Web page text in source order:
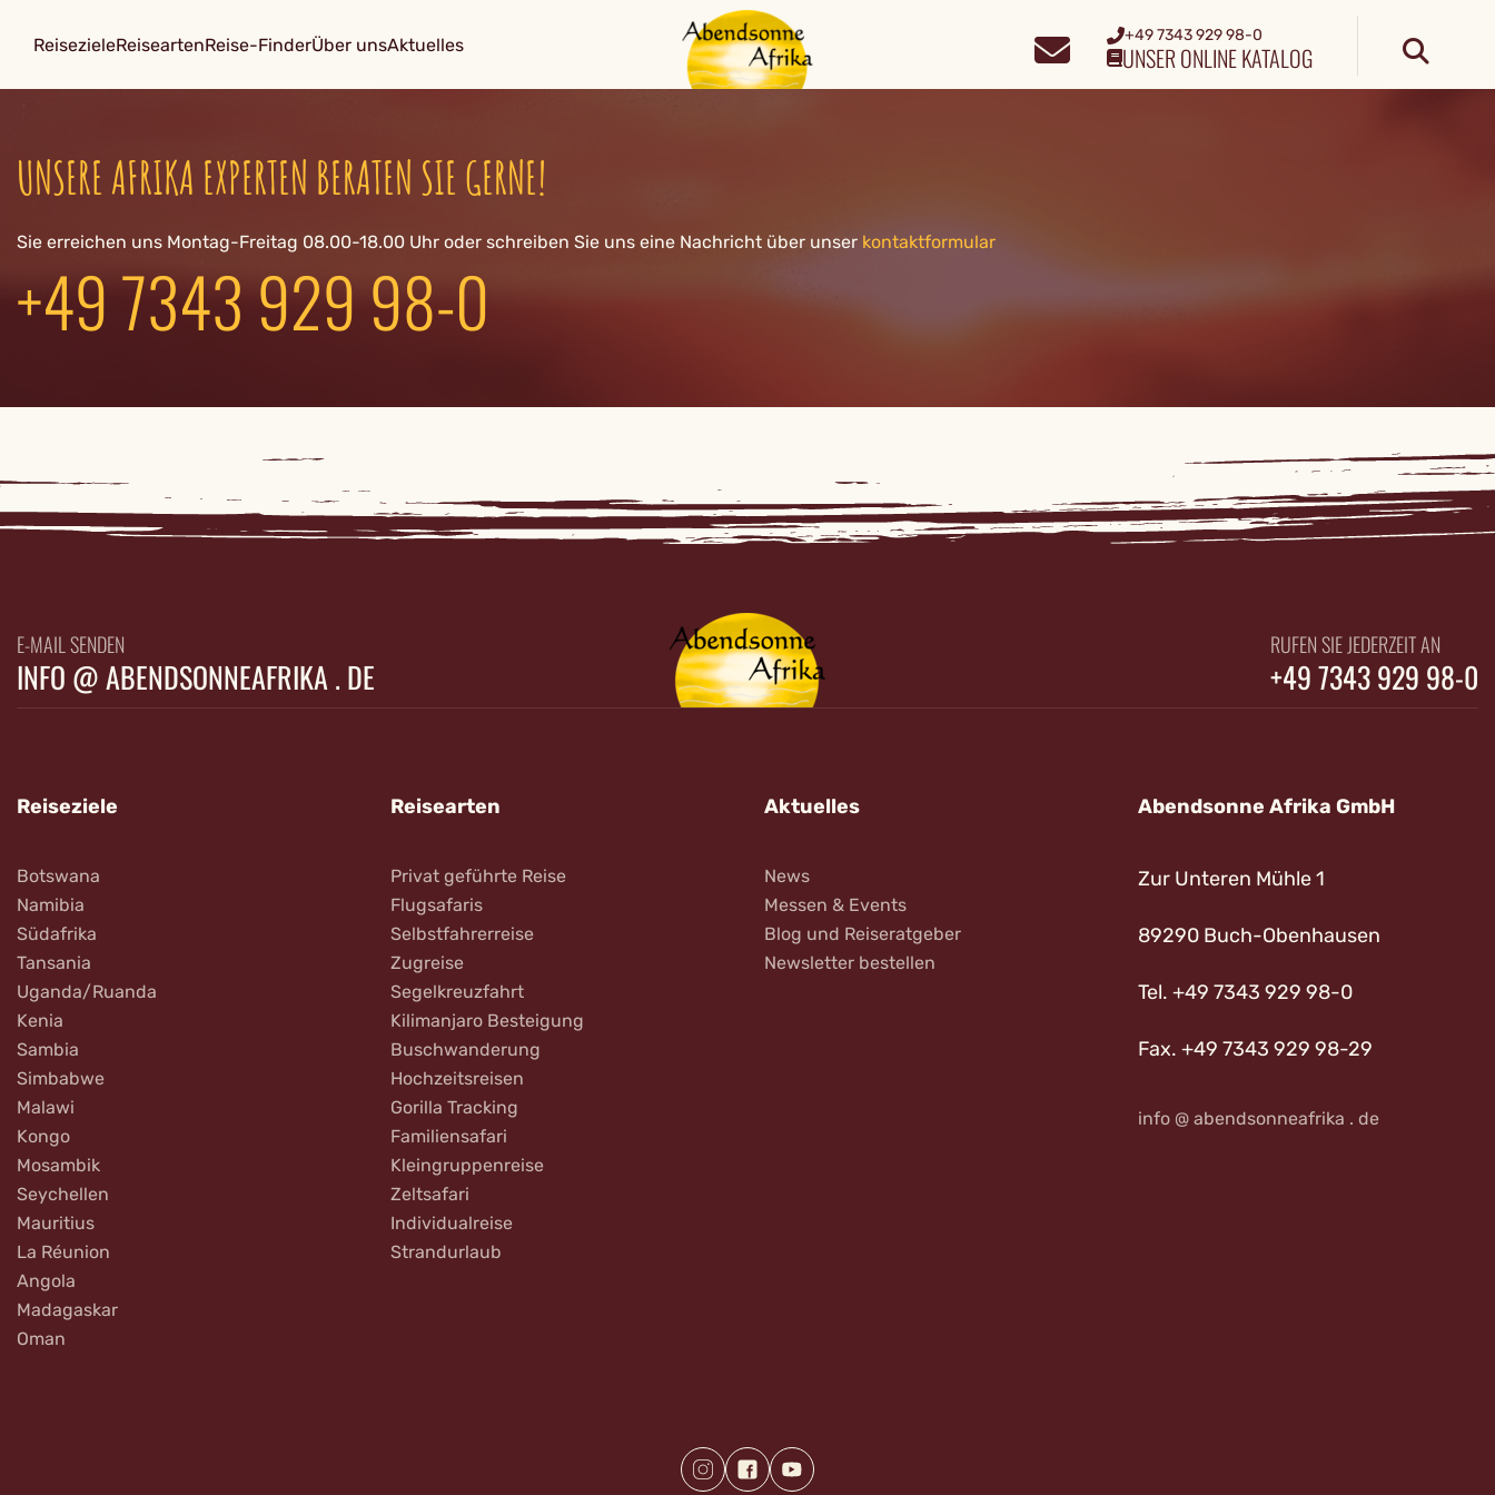
ReisezieleReiseartenReise-FinderÜber unsAktuelles +49 7343 929 98-0
UNSER ONLINE KATALOG
UNSERE AFRIKA EXPERTEN BERATEN SIE GERNE!
Sie erreichen uns Montag-Freitag 08.00-18.00 Uhr oder schreiben Sie uns eine Nachricht über unser kontaktformular
+49 7343 929 98-0
E-MAIL SENDEN
INFO @ ABENDSONNEAFRIKA . DE
RUFEN SIE JEDERZEIT AN
+49 7343 929 98-0
Reiseziele
Botswana
Namibia
Südafrika
Tansania
Uganda/Ruanda
Kenia
Sambia
Simbabwe
Malawi
Kongo
Mosambik
Seychellen
Mauritius
La Réunion
Angola
Madagaskar
Oman
Reisearten
Privat geführte Reise
Flugsafaris
Selbstfahrerreise
Zugreise
Segelkreuzfahrt
Kilimanjaro Besteigung
Buschwanderung
Hochzeitsreisen
Gorilla Tracking
Familiensafari
Kleingruppenreise
Zeltsafari
Individualreise
Strandurlaub
Aktuelles
News
Messen & Events
Blog und Reiseratgeber
Newsletter bestellen
Abendsonne Afrika GmbH
Zur Unteren Mühle 1
89290 Buch-Obenhausen
Tel. +49 7343 929 98-0
Fax. +49 7343 929 98-29
info @ abendsonneafrika . de